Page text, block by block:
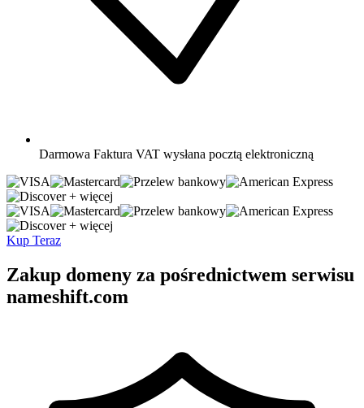
Darmowa Faktura VAT wysłana pocztą elektroniczną
+ więcej
+ więcej
Kup Teraz
Zakup domeny za pośrednictwem serwisu
nameshift.com